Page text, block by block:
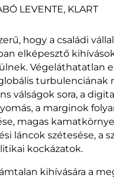
LEVENTE, KLART
hogy a családi
elképesztő
Végeláthatatlan
turbulenciának
válságok sora, a
a marginok
magas
láncok szétesése, a
kockázatok.
kihívására a